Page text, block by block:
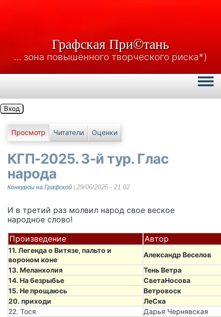
Графская При©тань
... зона повышенного творческого риска*)
Вход
Primary tabs
Просмотр Читатели Оценки
КГП-2025. 3-й тур. Глас
народа
Конкурсы на Графской 29/06/2025 - 21:02
И в третий раз молвил народ свое веское
народное слово!
Произведение
Автор
11. Легенда о Витязе, пальто и
вороном коне
Александр Веселов
13. Меланхолия
Тень Ветра
14. На безрыбье
СветаНосова
15. Не прощаюсь
Ветровоск
20. приходи
ЛеСка
22. Тося
Дарья Чернявская